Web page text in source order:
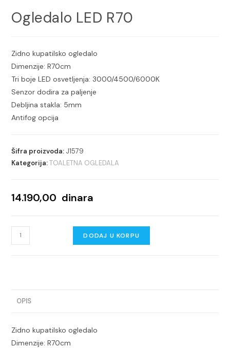
Ogledalo LED R70
Zidno kupatilsko ogledalo
Dimenzije: R70cm
Tri boje LED osvetljenja: 3000/4500/6000K
Senzor dodira za paljenje
Debljina stakla: 5mm
Antifog opcija
Šifra proizvoda: J1579
Kategorija:TOALETNA OGLEDALA
14.190,00 dinara
Ogledalo
LED
DODAJ U KORPU
OPIS
Zidno kupatilsko ogledalo
Dimenzije: R70cm